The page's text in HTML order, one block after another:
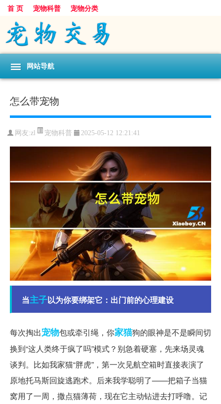
首 页 宠物科普 宠物分类
网站导航
怎么带宠物
网友:zl 宠物科普 2025-05-12 12:21:41
当主子以为你要绑架它：出门前的心理建设
每次掏出宠物包或牵引绳，你家猫狗的眼神是不是瞬间切
换到“这人类终于疯了吗”模式？别急着硬塞，先来场灵魂
谈判。比如我家猫“胖虎”，第一次见航空箱时直接表演了
原地托马斯回旋逃跑术。后来我学聪明了——把箱子当猫
窝用了一周，撒点猫薄荷，现在它主动钻进去打呼噜。记